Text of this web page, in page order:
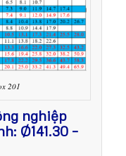
201
nghiệp
Ø141.30 –